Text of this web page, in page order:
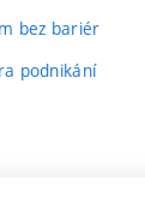
bez bariér
podnikání